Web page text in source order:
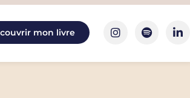
mon livre